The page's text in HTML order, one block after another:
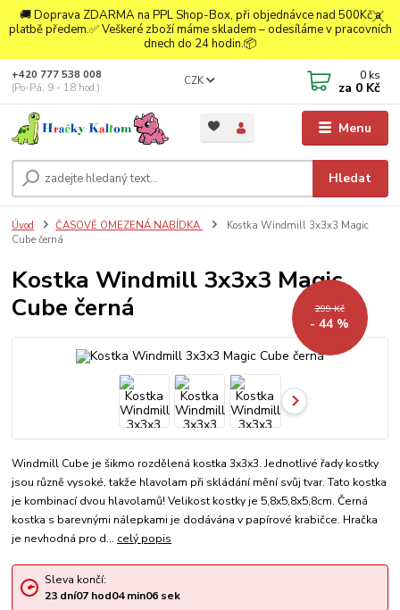
🚚 Doprava ZDARMA na PPL Shop-Box, při objednávce nad 500Kč a
platbě předem.✅ Veškeré zboží máme skladem – odesíláme v pracovních
dnech do 24 hodin.📦
Menu
CZK
Hledat
+420 777 538 008
(Po-Pá, 9 - 18 hod.)
0 ks
za 0 Kč
Úvod ČASOVĚ OMEZENÁ NABÍDKA
Kostka Windmill 3x3x3 Magic
Cube černá
Kostka Windmill 3x3x3 Magic
Cube černá
299 Kč
- 44 %
Windmill Cube je šikmo rozdělená kostka 3x3x3. Jednotlivé řady kostky
jsou různě vysoké, takže hlavolam při skládání mění svůj tvar. Tato kostka
je kombinací dvou hlavolamů! Velikost kostky je 5,8x5,8x5,8cm. Černá
kostka s barevnými nálepkami je dodávána v papírové krabičce. Hračka
je nevhodná pro d... celý popis
Sleva končí:
23 dní07hod04min06sek